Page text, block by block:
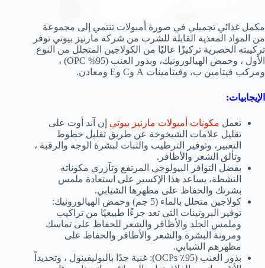
مكمل غذائي تجميلي في صورة أمبولات تنتمي إلى مجموعة
من المواد المغذية القابلة للشرب من شركة مارنيز بيوتي توفر
تركيبته الحصرية تركيزًا عاليًا من الكولاجين المتحلل من النوع
الأول ، وحمض الهيالورونيك، وبذور العنب (95% OPC) ،
ومركب فيتامين ب، وفيتامينات A وC وE ومعادن.
الإيجابيات:
تعمل مكونات أمبولات مارنيز بيوتي إن آند أوت على
تقليل علامات الشيخوخة عن طريق تقليل خطوط
التعبير، وتوفير الترطيب والثبات لبشرة الوجه والرقبة ،
وتألق الشعر والأظافر.
بفضل التوافر البيولوجي المرتفع وتآزري مكوناته
النشطة، يساعد هذا الإكسير على استعادة ملمس
بشرتك والحفاظ على مظهرها الشبابي.
كولاجين متحلل بالماء (5 جم) وحمض الهيالورونيك:
توفير البروتينات التي تعد جزءًا طبيعيًا من تراكيب
وملمس الجلد والأظافر والشعر للحفاظ على تماسك
ومرونة البشرة والشعر والأظافر والحفاظ على
مظهرهم الشبابي.
بذور العنب (95٪ OCPs): غنية جدًا بالبوليفينول ، وتحديداً